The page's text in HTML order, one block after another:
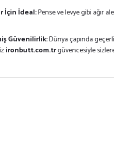
İçin İdeal:Pense ve levye gibi ağır
Güvenilirlik:Dünya çapında
ironbutt.com.trgüvencesiyle